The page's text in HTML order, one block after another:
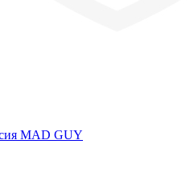
MAD GUY